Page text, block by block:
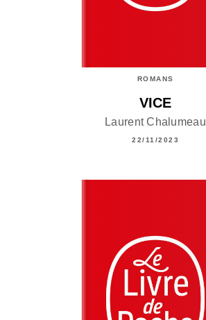
ROMANS
VICE
Laurent Chalumeau
22/11/2023